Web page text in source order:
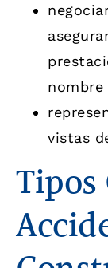
nombre
vistas